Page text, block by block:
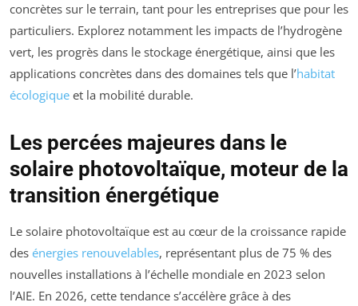
concrètes sur le terrain, tant pour les entreprises que pour les
particuliers. Explorez notamment les impacts de l’hydrogène
vert, les progrès dans le stockage énergétique, ainsi que les
applications concrètes dans des domaines tels que l’habitat
écologique et la mobilité durable.
Les percées majeures dans le
solaire photovoltaïque, moteur de la
transition énergétique
Le solaire photovoltaïque est au cœur de la croissance rapide
des énergies renouvelables, représentant plus de 75 % des
nouvelles installations à l’échelle mondiale en 2023 selon
l’AIE. En 2026, cette tendance s’accélère grâce à des